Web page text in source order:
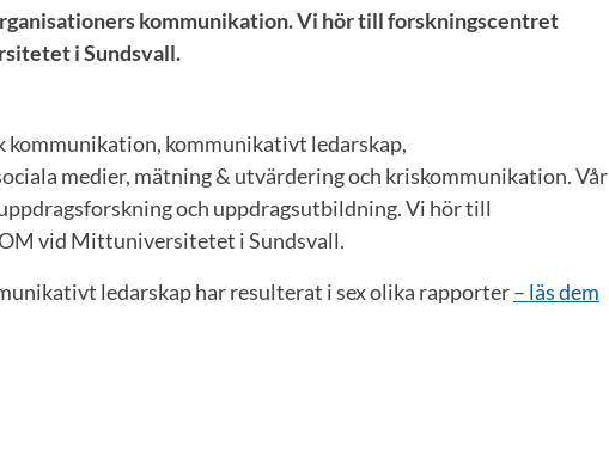
kommunikation. Vi hör till forskningscentret
i Sundsvall.
kommunikation, kommunikativt ledarskap,
medier, mätning & utvärdering och kriskommunikation. Vår
och uppdragsutbildning. Vi hör till
vid Mittuniversitetet i Sundsvall.
ledarskap har resulterat i sex olika rapporter– läs dem